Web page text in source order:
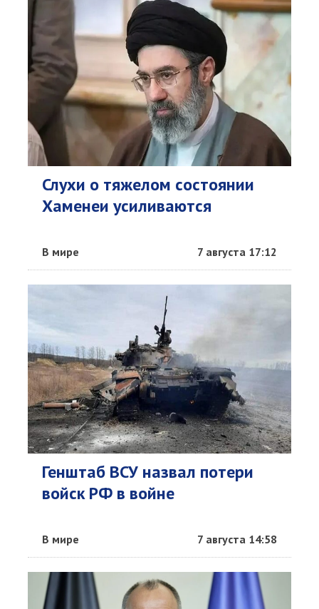
Слухи о тяжелом состоянии
Хаменеи усиливаются
В мире 7 августа 17:12
Генштаб ВСУ назвал потери
войск РФ в войне
В мире 7 августа 14:58